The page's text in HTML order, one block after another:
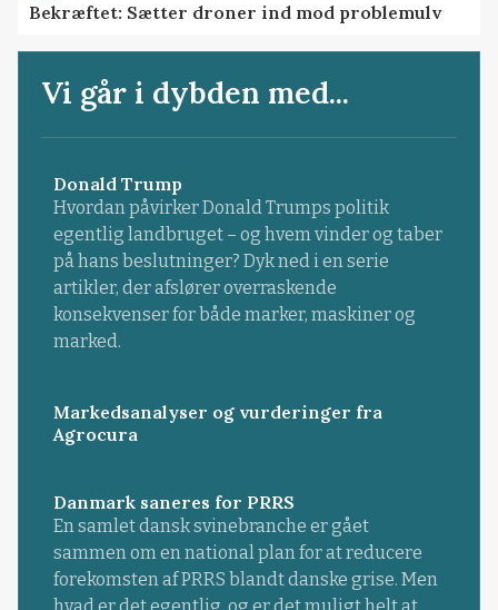
Bekræftet: Sætter droner ind mod problemulv
Vi går i dybden med...
Donald Trump
Hvordan påvirker Donald Trumps politik
egentlig landbruget – og hvem vinder og taber
på hans beslutninger? Dyk ned i en serie
artikler, der afslører overraskende
konsekvenser for både marker, maskiner og
marked.
Markedsanalyser og vurderinger fra
Agrocura
Danmark saneres for PRRS
En samlet dansk svinebranche er gået
sammen om en national plan for at reducere
forekomsten af PRRS blandt danske grise. Men